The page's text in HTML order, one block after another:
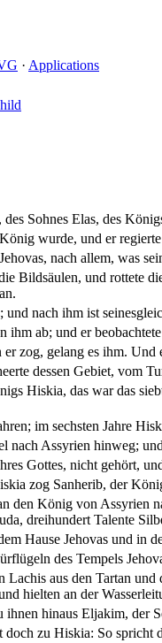
· Applications
des Sohnes Elas, des
wurde, und er
nach allem, was
Bildsäulen, und rottete
und nach ihm ist
ab; und er
zog, gelang es ihm.
dessen Gebiet, vom
Hiskia, das war das
im sechsten Jahre
Assyrien hinweg;
Gottes, nicht gehört,
zog Sanherib, der
den König von Assyrien
dreihundert Talente
Hause Jehovas und in
des Tempels
aus den Tartan
hielten an der
hinaus Eljakim, der
doch zu Hiskia: So